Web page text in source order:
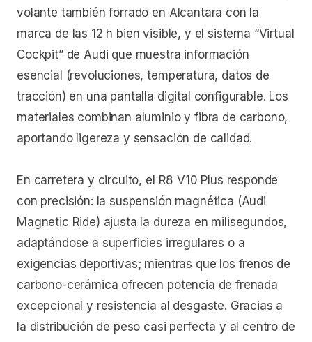
volante también forrado en Alcantara con la
marca de las 12 h bien visible, y el sistema “Virtual
Cockpit” de Audi que muestra información
esencial (revoluciones, temperatura, datos de
tracción) en una pantalla digital configurable. Los
materiales combinan aluminio y fibra de carbono,
aportando ligereza y sensación de calidad.
En carretera y circuito, el R8 V10 Plus responde
con precisión: la suspensión magnética (Audi
Magnetic Ride) ajusta la dureza en milisegundos,
adaptándose a superficies irregulares o a
exigencias deportivas; mientras que los frenos de
carbono-cerámica ofrecen potencia de frenada
excepcional y resistencia al desgaste. Gracias a
la distribución de peso casi perfecta y al centro de